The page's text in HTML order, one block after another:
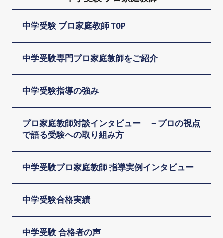
中学受験 プロ家庭教師 TOP
中学受験専門プロ家庭教師をご紹介
中学受験指導の強み
プロ家庭教師対談インタビュー －プロの視点
で語る受験への取り組み方
中学受験プロ家庭教師 指導実例インタビュー
中学受験合格実績
中学受験 合格者の声